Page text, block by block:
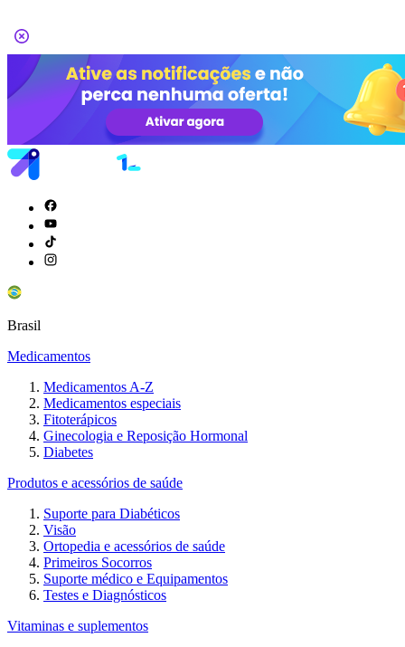
Brasil
Medicamentos
Medicamentos A-Z
Medicamentos especiais
Fitoterápicos
Ginecologia e Reposição Hormonal
Diabetes
Produtos e acessórios de saúde
Suporte para Diabéticos
Visão
Ortopedia e acessórios de saúde
Primeiros Socorros
Suporte médico e Equipamentos
Testes e Diagnósticos
Vitaminas e suplementos